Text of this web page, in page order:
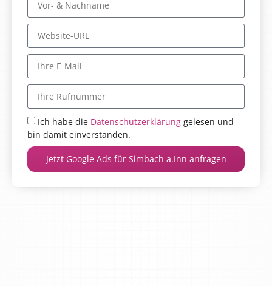
Ich habe die Datenschutzerklärung gelesen und
bin damit einverstanden.
Jetzt Google Ads für Simbach a.Inn anfragen